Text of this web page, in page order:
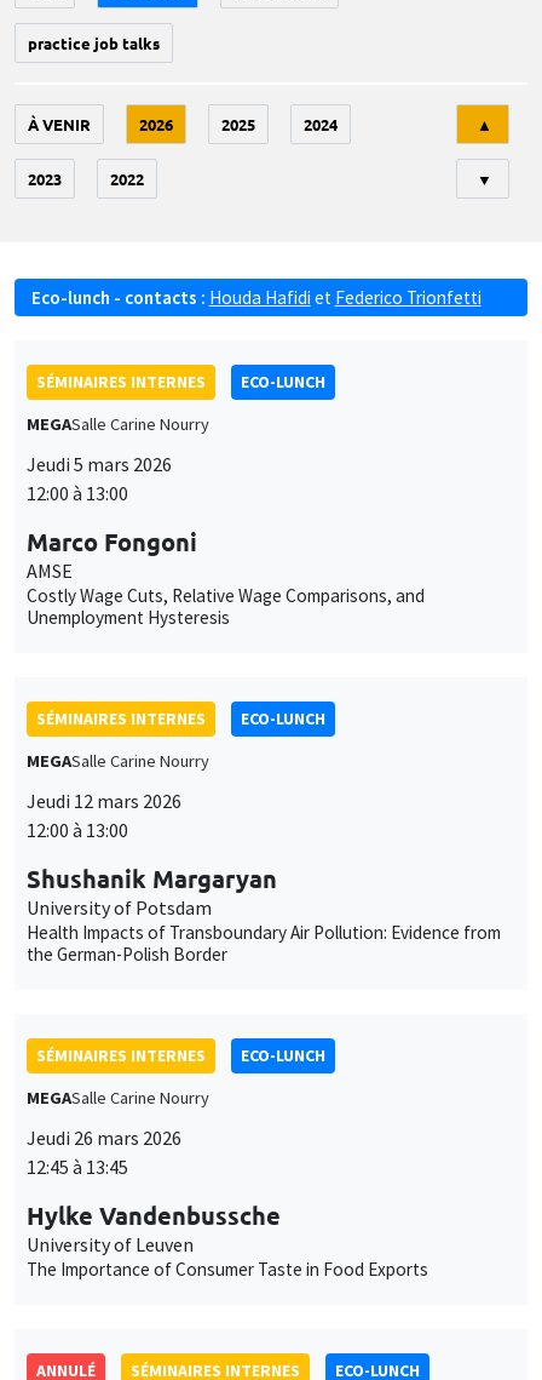
practice job talks
À VENIR 2026 2025 2024
2023 2022
▲
▼
Eco-lunch - contacts : Houda Hafidi et Federico Trionfetti
SÉMINAIRES INTERNES
ECO-LUNCH
MEGASalle Carine Nourry
Jeudi 5 mars 2026
12:00 à 13:00
Marco Fongoni
AMSE
Costly Wage Cuts, Relative Wage Comparisons, and
Unemployment Hysteresis
SÉMINAIRES INTERNES
ECO-LUNCH
MEGASalle Carine Nourry
Jeudi 12 mars 2026
12:00 à 13:00
Shushanik Margaryan
University of Potsdam
Health Impacts of Transboundary Air Pollution: Evidence from
the German-Polish Border
SÉMINAIRES INTERNES
ECO-LUNCH
MEGASalle Carine Nourry
Jeudi 26 mars 2026
12:45 à 13:45
Hylke Vandenbussche
University of Leuven
The Importance of Consumer Taste in Food Exports
ANNULÉ SÉMINAIRES INTERNES ECO-LUNCH